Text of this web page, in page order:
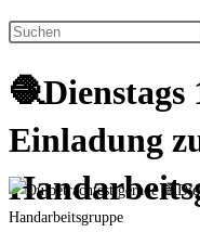
umschalten
🧶Dienstags
Einladung